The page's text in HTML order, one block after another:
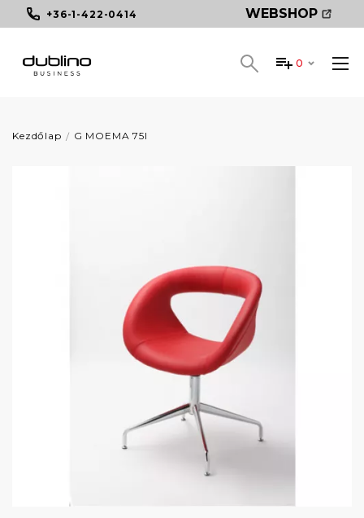
+36-1-422-0414 WEBSHOP
0
Kezdőlap G MOEMA 75l